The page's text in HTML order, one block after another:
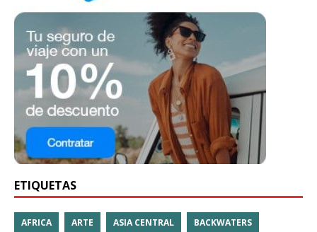
ETIQUETAS
AFRICA ARTE ASIA CENTRAL BACKWATERS